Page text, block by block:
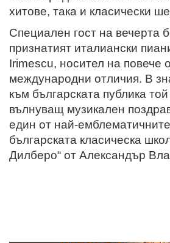
хитове, така и класически
Специален гост на вечерта
признатият италиански
Irimescu, носител на повече
международни отличия. В
към българската публика
вълнуващ музикален
един от най-
българската класическа
Дилберо“ от Александър